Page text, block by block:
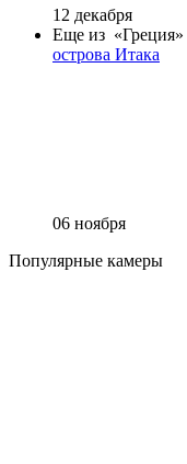
12 декабря
Еще из «Греция»
острова Итака
06 ноября
Популярные камеры